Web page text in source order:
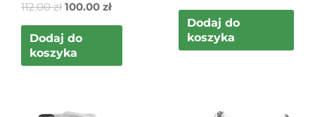
112.00zł 100.00 zł
Dodaj do
koszyka
Dodaj do
koszyka